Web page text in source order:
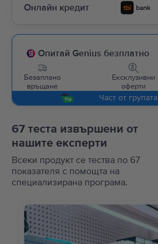
Онлайн кредит
Опитай Genius безплатно
Безаплано
връщане
Ексклузивни
оферти
Част от групата
67 теста извършени от
нашите експерти
Всеки продукт се тества по 67
показателя с помощта на
специализирана програма.